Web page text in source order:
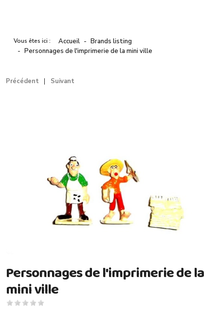
Vous êtes ici : Accueil
Brands listing
Personnages de l'imprimerie de la mini ville
Précédent Suivant
Personnages de l'imprimerie de la
mini ville